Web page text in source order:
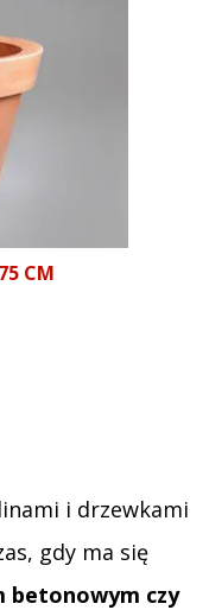
CM
i drzewkami
gdy ma się
betonowym czy